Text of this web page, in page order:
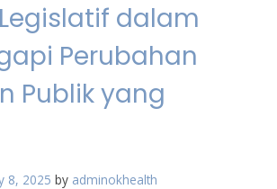
dalam
Perubahan
Publik yang
8, 2025 by adminokhealth